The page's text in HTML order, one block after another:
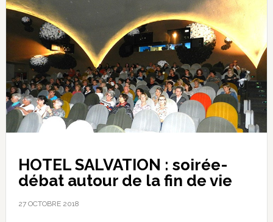
HOTEL SALVATION : soirée-
débat autour de la fin de vie
27 OCTOBRE 2018